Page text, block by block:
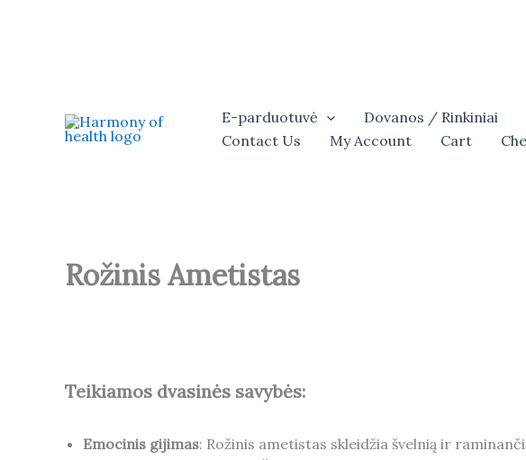
E-parduotuvė Dovanos / Rinkiniai
Contact Us
My Account Cart
Rožinis Ametistas
Teikiamos dvasinės savybės:
Emocinis gijimas: Rožinis ametistas skleidžia švelnią ir